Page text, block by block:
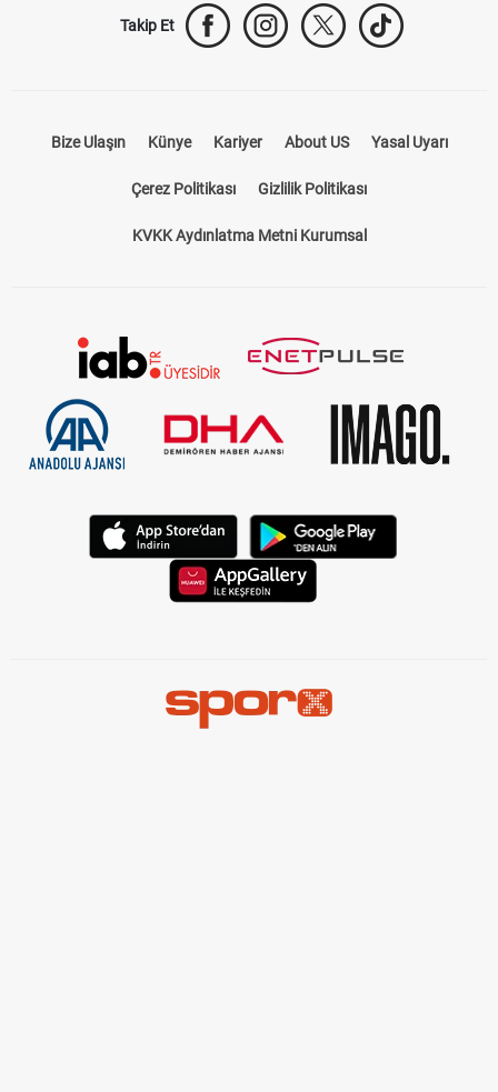
Takip Et
Bize Ulaşın Künye Kariyer About US Yasal Uyarı
Çerez Politikası Gizlilik Politikası
KVKK Aydınlatma Metni Kurumsal